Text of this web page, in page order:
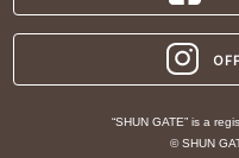
“SHUN GATE” is a
© SHUN